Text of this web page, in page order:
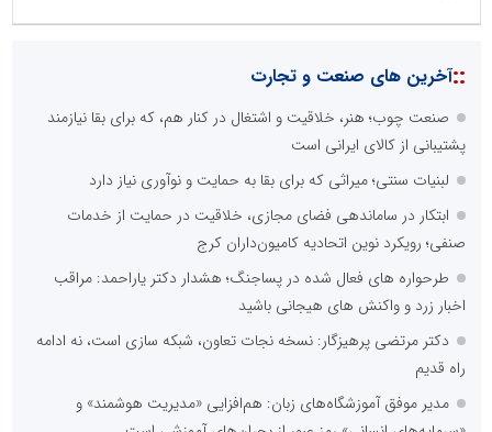
::آخرین های صنعت و تجارت
صنعت چوب؛ هنر، خلاقیت و اشتغال در کنار هم، که برای بقا نیازمند
پشتیبانی از کالای ایرانی است
لبنیات سنتی؛ میراثی که برای بقا به حمایت و نوآوری نیاز دارد
ابتکار در ساماندهی فضای مجازی، خلاقیت در حمایت از خدمات
صنفی؛ رویکرد نوین اتحادیه کامیون‌داران کرج
طرحواره های فعال شده در پساجنگ؛ هشدار دکتر یاراحمد: مراقب
اخبار زرد و واکنش های هیجانی باشید
دکتر مرتضی پرهیزگار: نسخه نجات تعاون، شبکه سازی است، نه ادامه
راه قدیم
مدیر موفق آموزشگاه‌های زبان: هم‌افزایی «مدیریت هوشمند» و